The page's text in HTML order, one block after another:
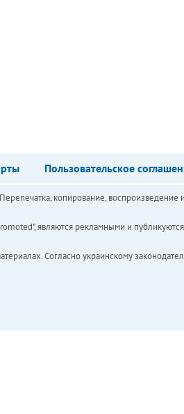
Пользовательское
копирование,
являются рекламными и
Согласно украинскому